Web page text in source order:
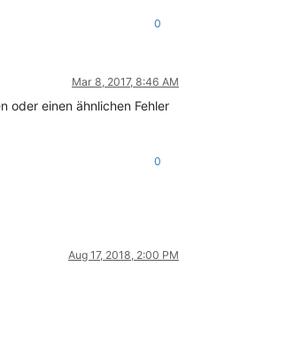
0
Mar 8, 2017, 8:46 AM
oder einen ähnlichen Fehler
0
Aug 17, 2018, 2:00 PM